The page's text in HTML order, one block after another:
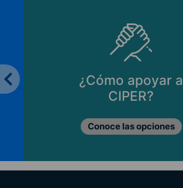
¿Cómo apoyar a
CIPER?
Conoce las opciones